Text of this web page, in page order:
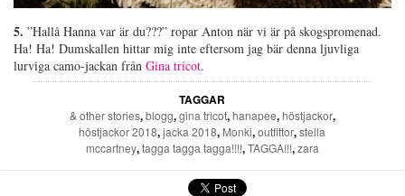
5. ”Hallå Hanna var är du???” ropar Anton när vi är på skogspromenad.
Ha! Ha! Dumskallen hittar mig inte eftersom jag bär denna ljuvliga
lurviga camo-jackan från Gina tricot.
TAGGAR
& other stories,blogg,gina tricot,hanapee,höstjackor,
höstjackor 2018,jacka 2018, Monki,outfittor,stella
mccartney,tagga tagga tagga!!!!,TAGGA!!!,zara